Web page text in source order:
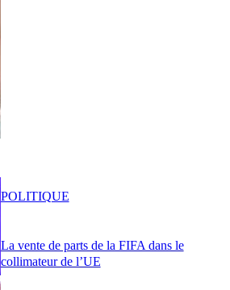
La vente de parts de la FIFA dans le
collimateur de l’UE
POLITIQUE